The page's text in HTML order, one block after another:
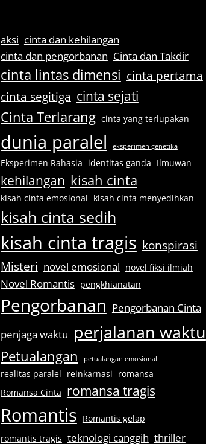
aksi cinta dan kehilangan
cinta dan pengorbanan Cinta dan Takdir
cinta lintas dimensi cinta pertama
cinta segitiga cinta sejati
Cinta Terlarang cinta yang terlupakan
dunia paralel eksperimen genetika
Eksperimen Rahasia identitas ganda Ilmuwan
kehilangan kisah cinta
kisah cinta emosional kisah cinta menyedihkan
kisah cinta sedih
kisah cinta tragis konspirasi
Misteri novel emosional novel fiksi ilmiah
Novel Romantis pengkhianatan
Pengorbanan Pengorbanan Cinta
penjaga waktu perjalanan waktu
Petualangan petualangan emosional
realitas paralel reinkarnasi romansa
Romansa Cinta romansa tragis
Romantis Romantis gelap
romantis tragis teknologi canggih thriller